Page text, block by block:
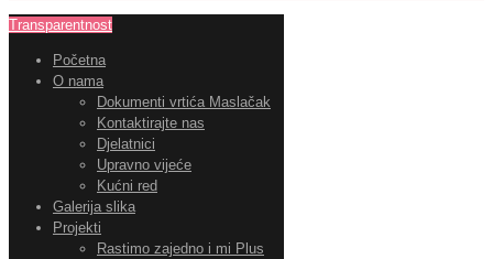
Transparentnost
Početna
O nama
Dokumenti vrtića Maslačak
Kontaktirajte nas
Djelatnici
Upravno vijeće
Kućni red
Galerija slika
Projekti
Rastimo zajedno i mi Plus